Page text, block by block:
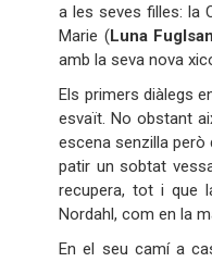
a les seves filles: la
Marie (Luna
amb la seva nova
Els primers diàlegs
esvaït. No obstant
escena senzilla
patir un sobtat
recupera, tot i que
Nordahl, com en la
En el seu camí a